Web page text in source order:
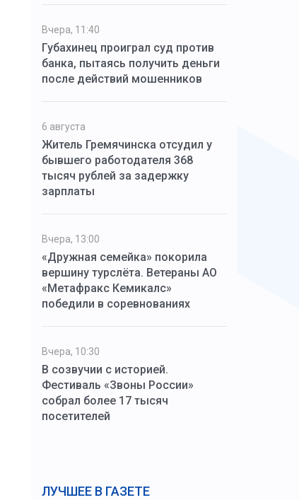
Вчера, 11:40
Губахинец проиграл суд против
банка, пытаясь получить деньги
после действий мошенников
6 августа
Житель Гремячинска отсудил у
бывшего работодателя 368
тысяч рублей за задержку
зарплаты
Вчера, 13:00
«Дружная семейка» покорила
вершину турслёта. Ветераны АО
«Метафракс Кемикалс»
победили в соревнованиях
Вчера, 10:30
В созвучии с историей.
Фестиваль «Звоны России»
собрал более 17 тысяч
посетителей
ЛУЧШЕЕ В ГАЗЕТЕ